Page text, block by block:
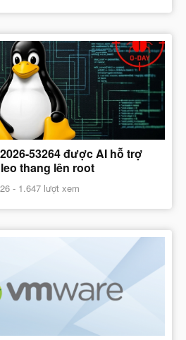
53264 được AI hỗ trợ
thang lên root
- 1.647 lượt xem